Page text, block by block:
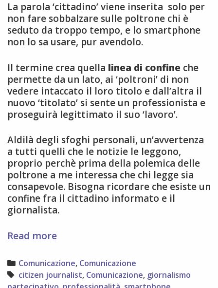
La parola ‘cittadino’ viene inserita solo per
non fare sobbalzare sulle poltrone chi è
seduto da troppo tempo, e lo smartphone
non lo sa usare, pur avendolo.
Il termine crea quella linea di confine che
permette da un lato, ai ‘poltroni’ di non
vedere intaccato il loro titolo e dall’altra il
nuovo ‘titolato’ si sente un professionista e
proseguirà legittimato il suo ‘lavoro’.
Aldilà degli sfoghi personali, un’avvertenza
a tutti quelli che le notizie le leggono,
proprio perchè prima della polemica delle
poltrone a me interessa che chi legge sia
consapevole. Bisogna ricordare che esiste un
confine fra il cittadino informato e il
giornalista.
Read moreUno
e
sei
giornalista!
Categories
Comunicazione, Comunicazione
Tags
citizen journalist, Comunicazione, giornalismo